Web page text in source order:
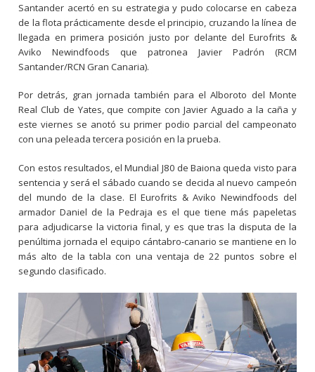
Santander acertó en su estrategia y pudo colocarse en cabeza
de la flota prácticamente desde el principio, cruzando la línea de
llegada en primera posición justo por delante del Eurofrits &
Aviko Newindfoods que patronea Javier Padrón (RCM
Santander/RCN Gran Canaria).
Por detrás, gran jornada también para el Alboroto del Monte
Real Club de Yates, que compite con Javier Aguado a la caña y
este viernes se anotó su primer podio parcial del campeonato
con una peleada tercera posición en la prueba.
Con estos resultados, el Mundial J80 de Baiona queda visto para
sentencia y será el sábado cuando se decida al nuevo campeón
del mundo de la clase. El Eurofrits & Aviko Newindfoods del
armador Daniel de la Pedraja es el que tiene más papeletas
para adjudicarse la victoria final, y es que tras la disputa de la
penúltima jornada el equipo cántabro-canario se mantiene en lo
más alto de la tabla con una ventaja de 22 puntos sobre el
segundo clasificado.